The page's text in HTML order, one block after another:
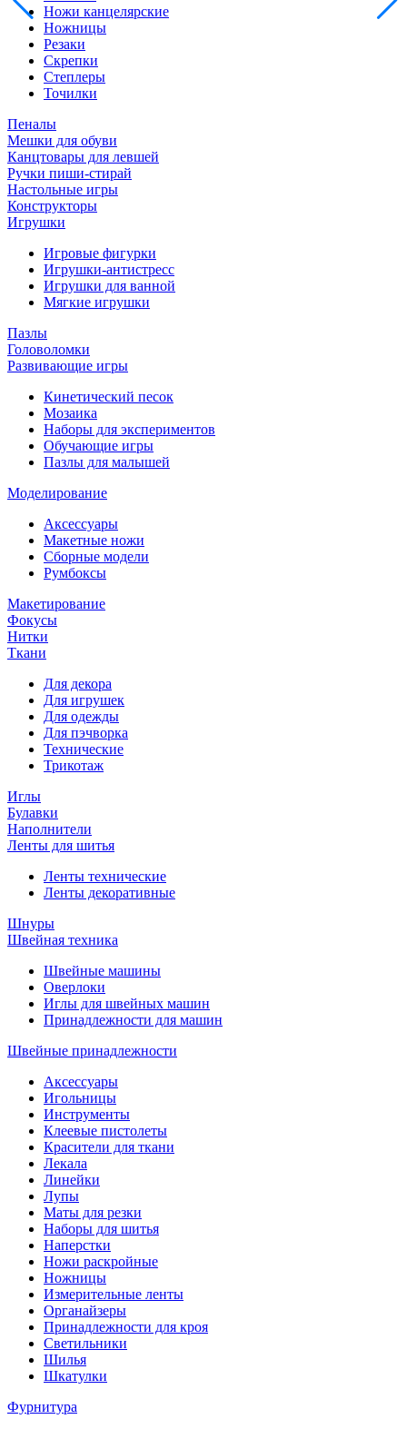
Ножи канцелярские
Ножницы
Резаки
Скрепки
Степлеры
Точилки
Пеналы
Мешки для обуви
Канцтовары для левшей
Ручки пиши-стирай
Настольные игры
Конструкторы
Игрушки
Игровые фигурки
Игрушки-антистресс
Игрушки для ванной
Мягкие игрушки
Пазлы
Головоломки
Развивающие игры
Кинетический песок
Мозаика
Наборы для экспериментов
Обучающие игры
Пазлы для малышей
Моделирование
Аксессуары
Макетные ножи
Сборные модели
Румбоксы
Макетирование
Фокусы
Нитки
Ткани
Для декора
Для игрушек
Для одежды
Для пэчворка
Технические
Трикотаж
Иглы
Булавки
Наполнители
Ленты для шитья
Ленты технические
Ленты декоративные
Шнуры
Швейная техника
Швейные машины
Оверлоки
Иглы для швейных машин
Принадлежности для машин
Швейные принадлежности
Аксессуары
Игольницы
Инструменты
Клеевые пистолеты
Красители для ткани
Лекала
Линейки
Лупы
Маты для резки
Наборы для шитья
Наперстки
Ножи раскройные
Ножницы
Измерительные ленты
Органайзеры
Принадлежности для кроя
Светильники
Шилья
Шкатулки
Фурнитура